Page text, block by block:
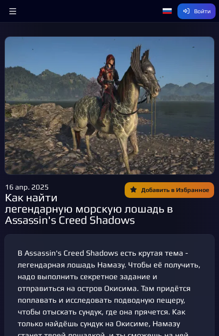
Войти
Добавить в Избранное
16 апр. 2025
Как найти
легендарную морскую лошадь в
Assassin's Creed Shadows
В Assassin's Creed Shadows есть крутая тема -
легендарная лошадь Намазу. Чтобы её получить,
надо выполнить секретное задание и
отправиться на остров Окисима. Там придётся
поплавать и исследовать подводную пещеру,
чтобы отыскать сундук, где она прячется. Как
только найдёшь сундук на Окисиме, Намазу